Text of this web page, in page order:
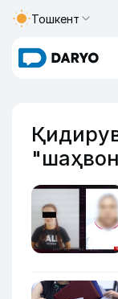
Тошкент